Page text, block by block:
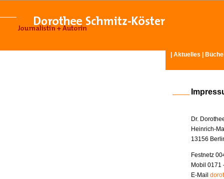
Aktuelles
Dr.
Heinrich-
13156
Festnetz
Mobil 0171
E-Mail